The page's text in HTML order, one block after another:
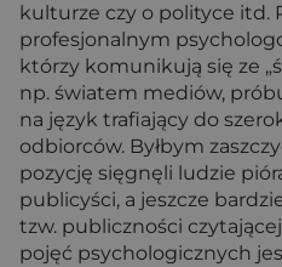
kulturze czy o polityce itd.
profesjonalnym
którzy komunikują się ze
np. światem mediów,
na język trafiający do
odbiorców. Byłbym
pozycję sięgnęli ludzie
publicyści, a jeszcze
tzw. publiczności
pojęć psychologicznych